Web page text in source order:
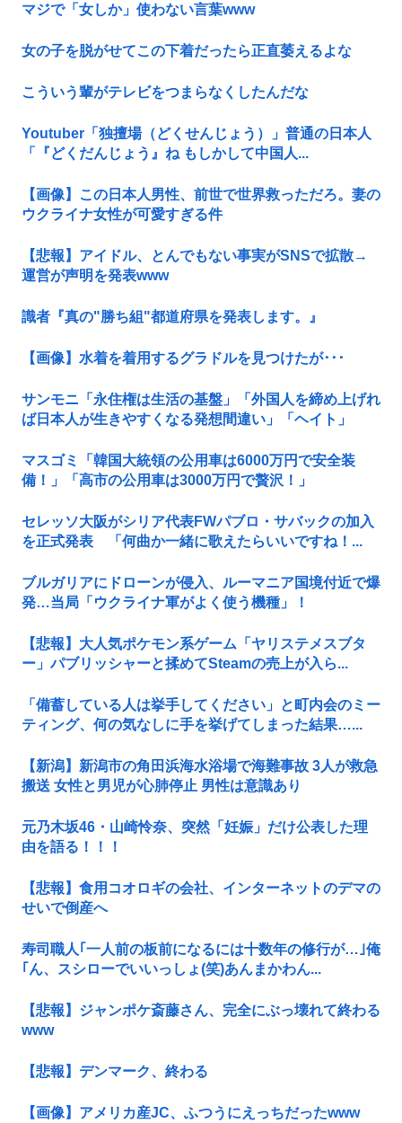
マジで「女しか」使わない言葉www
女の子を脱がせてこの下着だったら正直萎えるよな
こういう輩がテレビをつまらなくしたんだな
Youtuber「独擅場（どくせんじょう）」普通の日本人
「『どくだんじょう』ね もしかして中国人...
【画像】この日本人男性、前世で世界救っただろ。妻の
ウクライナ女性が可愛すぎる件
【悲報】アイドル、とんでもない事実がSNSで拡散→
運営が声明を発表www
識者『真の"勝ち組"都道府県を発表します。』
【画像】水着を着用するグラドルを見つけたが･･･
サンモニ「永住権は生活の基盤」「外国人を締め上げれ
ば日本人が生きやすくなる発想間違い」「ヘイト」
マスゴミ「韓国大統領の公用車は6000万円で安全装
備！」「高市の公用車は3000万円で贅沢！」
セレッソ大阪がシリア代表FWパブロ・サバックの加入
を正式発表 「何曲か一緒に歌えたらいいですね！...
ブルガリアにドローンが侵入、ルーマニア国境付近で爆
発…当局「ウクライナ軍がよく使う機種」！
【悲報】大人気ポケモン系ゲーム「ヤリステメスブタ
ー」パブリッシャーと揉めてSteamの売上が入ら...
「備蓄している人は挙手してください」と町内会のミー
ティング、何の気なしに手を挙げてしまった結果…...
【新潟】新潟市の角田浜海水浴場で海難事故 3人が救急
搬送 女性と男児が心肺停止 男性は意識あり
元乃木坂46・山崎怜奈、突然「妊娠」だけ公表した理
由を語る！！！
【悲報】食用コオロギの会社、インターネットのデマの
せいで倒産へ
寿司職人｢一人前の板前になるには十数年の修行が…｣俺
｢ん、スシローでいいっしょ(笑)あんまかわん...
【悲報】ジャンポケ斎藤さん、完全にぶっ壊れて終わる
www
【悲報】デンマーク、終わる
【画像】アメリカ産JC、ふつうにえっちだったwww